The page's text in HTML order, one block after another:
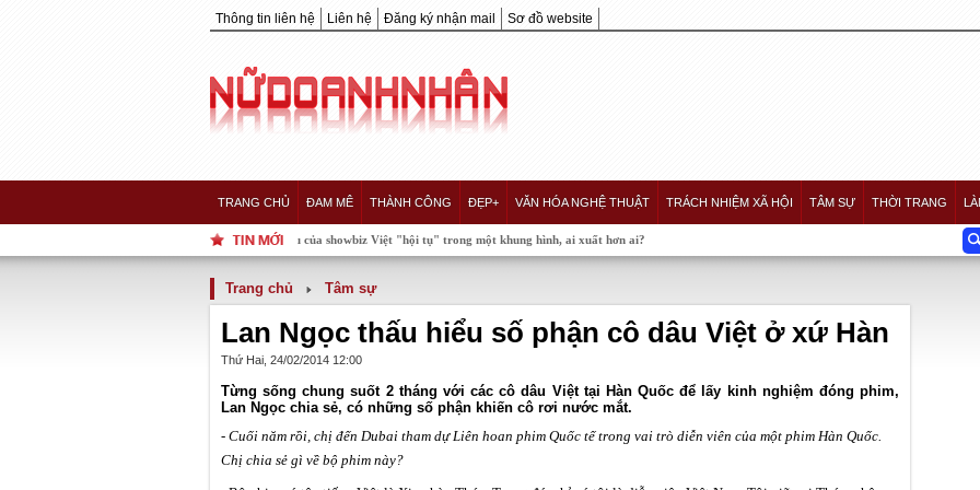
Thông tin liên hệ Liên hệ Đăng ký nhận mail Sơ đồ website
TRANG CHỦ ĐAM MÊ THÀNH CÔNG ĐẸP+ VĂN HÓA NGHỆ THUẬT TRÁCH NHIỆM XÃ HỘI TÂM SỰ THỜI TRANG
Khoảnh khắc 5 nàng Hậu của showbiz Việt "hội tụ" trong một khung hình, ai xuất hơn ai?
Trang chủ Tâm sự
Lan Ngọc thấu hiểu số phận cô dâu Việt ở xứ Hàn
Thứ Hai, 24/02/2014 12:00
Từng sống chung suốt 2 tháng với các cô dâu Việt tại Hàn Quốc để lấy kinh nghiệm đóng phim,
Lan Ngọc chia sẻ, có những số phận khiến cô rơi nước mắt.
- Cuối năm rồi, chị đến Dubai tham dự Liên hoan phim Quốc tế trong vai trò diễn viên của một phim Hàn Quốc.
Chị chia sẻ gì về bộ phim này?